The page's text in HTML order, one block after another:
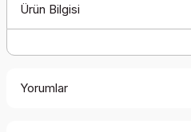
Ürün Bilgisi
Yorumlar